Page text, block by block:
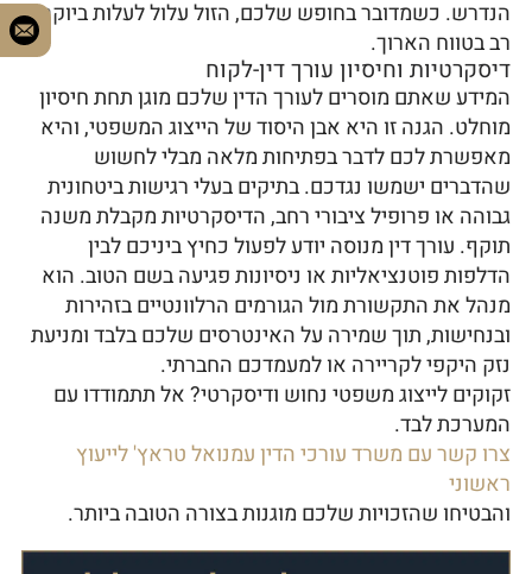
הנדרש. כשמדובר בחופש שלכם, הזול עלול לעלות ביוקר
רב בטווח הארוך.
דיסקרטיות וחיסיון עורך דין-לקוח
המידע שאתם מוסרים לעורך הדין שלכם מוגן תחת חיסיון
מוחלט. הגנה זו היא אבן היסוד של הייצוג המשפטי, והיא
מאפשרת לכם לדבר בפתיחות מלאה מבלי לחשוש
שהדברים ישמשו נגדכם. בתיקים בעלי רגישות ביטחונית
גבוהה או פרופיל ציבורי רחב, הדיסקרטיות מקבלת משנה
תוקף. עורך דין מנוסה יודע לפעול כחיץ ביניכם לבין
הדלפות פוטנציאליות או ניסיונות פגיעה בשם הטוב. הוא
מנהל את התקשורת מול הגורמים הרלוונטיים בזהירות
ובנחישות, תוך שמירה על האינטרסים שלכם בלבד ומניעת
נזק היקפי לקריירה או למעמדכם החברתי.
זקוקים לייצוג משפטי נחוש ודיסקרטי? אל תתמודדו עם
המערכת לבד.
צרו קשר עם משרד עורכי הדין עמנואל טראץ' לייעוץ
ראשוני
והבטיחו שהזכויות שלכם מוגנות בצורה הטובה ביותר.